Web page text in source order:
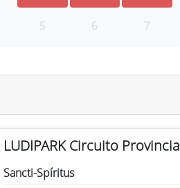
5 6 7
LUDIPARK Circuito
Sancti-Spíritus